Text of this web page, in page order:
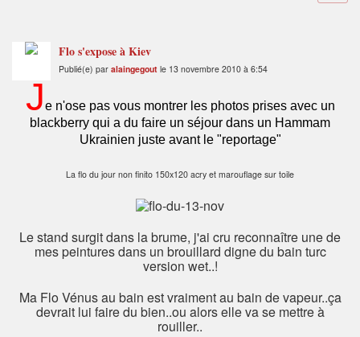
Flo s'expose à Kiev
Publié(e) par alaingegout le 13 novembre 2010 à 6:54
Je n'ose pas vous montrer les photos prises avec un
blackberry qui a du faire un séjour dans un Hammam
Ukrainien juste avant le "reportage"
La flo du jour non finito 150x120 acry et marouflage sur toile
Le stand surgit dans la brume, j'ai cru reconnaître une de
mes peintures dans un brouillard digne du bain turc
version wet..!
Ma Flo Vénus au bain est vraiment au bain de vapeur..ça
devrait lui faire du bien..ou alors elle va se mettre à
rouiller..